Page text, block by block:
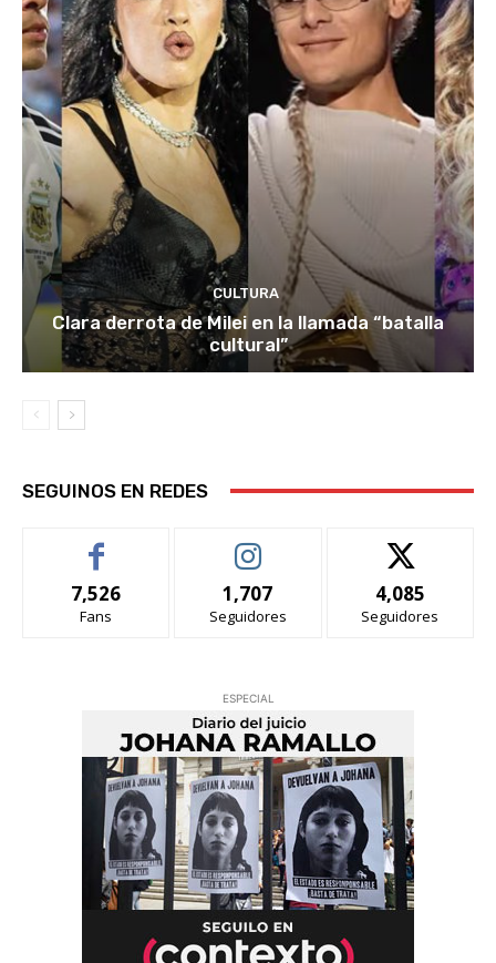
CULTURA
Clara derrota de Milei en la llamada “batalla
cultural”
SEGUINOS EN REDES
7,526
Fans
1,707
Seguidores
4,085
Seguidores
ESPECIAL